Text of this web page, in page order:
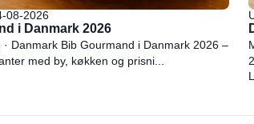
08-2026
i Danmark 2026
· Danmark Bib Gourmand i Danmark 2026 –
med by, køkken og prisni...